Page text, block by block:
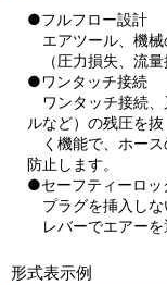
●フルフロー設計
エアツール、機械
（圧力損失、流量
●ワンタッチ接続
ワンタッチ接続、
ルなど）の残圧を抜
く機能で、ホース
防止します。
●セーフティーロッ
プラグを挿入しな
レバーでエアーを
形式表示例